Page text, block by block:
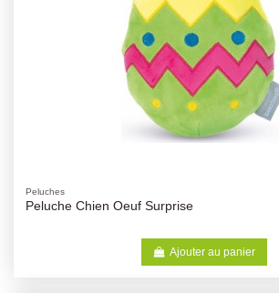
Peluches
Peluche Chien Oeuf Surprise
Ajouter au panier